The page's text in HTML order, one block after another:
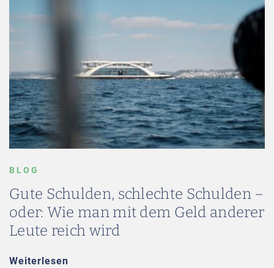
BLOG
Gute Schulden, schlechte Schulden –
oder: Wie man mit dem Geld anderer
Leute reich wird
Weiterlesen